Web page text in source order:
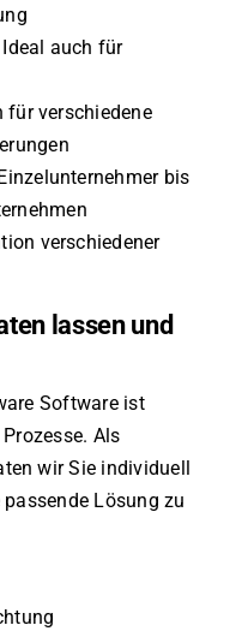
Ideal auch für
für verschiedene
bis
verschiedener
lassen und
Software ist
Als
wir Sie individuell
Lösung zu